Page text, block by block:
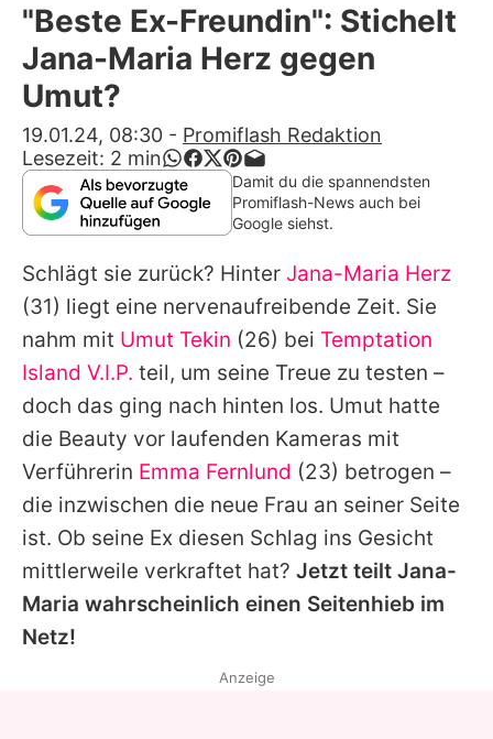
Alle Themen auf Promiflash
App runterladen
Team
Redaktionelle Richtlinien
Impressum
Datenschutzerklärung
Nutzungsbedingungen
Utiq verwalten
"Beste Ex-Freundin": Stichelt
Jana-Maria Herz gegen
Umut?
19.01.24, 08:30 - Promiflash Redaktion
Lesezeit: 2 min
Damit du die spannendsten
Promiflash-News auch bei
Google siehst.
Schlägt sie zurück? Hinter Jana-Maria Herz
(31) liegt eine nervenaufreibende Zeit. Sie
nahm mit Umut Tekin (26) bei Temptation
Island V.I.P. teil, um seine Treue zu testen –
doch das ging nach hinten los. Umut hatte
die Beauty vor laufenden Kameras mit
Verführerin Emma Fernlund (23) betrogen –
die inzwischen die neue Frau an seiner Seite
ist. Ob seine Ex diesen Schlag ins Gesicht
mittlerweile verkraftet hat? Jetzt teilt Jana-
Maria wahrscheinlich einen Seitenhieb im
Netz!
Anzeige